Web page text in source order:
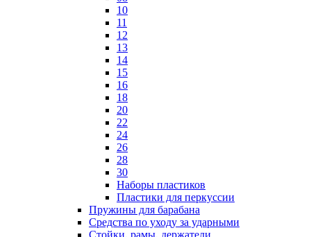
10
11
12
13
14
15
16
18
20
22
24
26
28
30
Наборы пластиков
Пластики для перкуссии
Пружины для барабана
Средства по уходу за ударными
Стойки, рамы, держатели